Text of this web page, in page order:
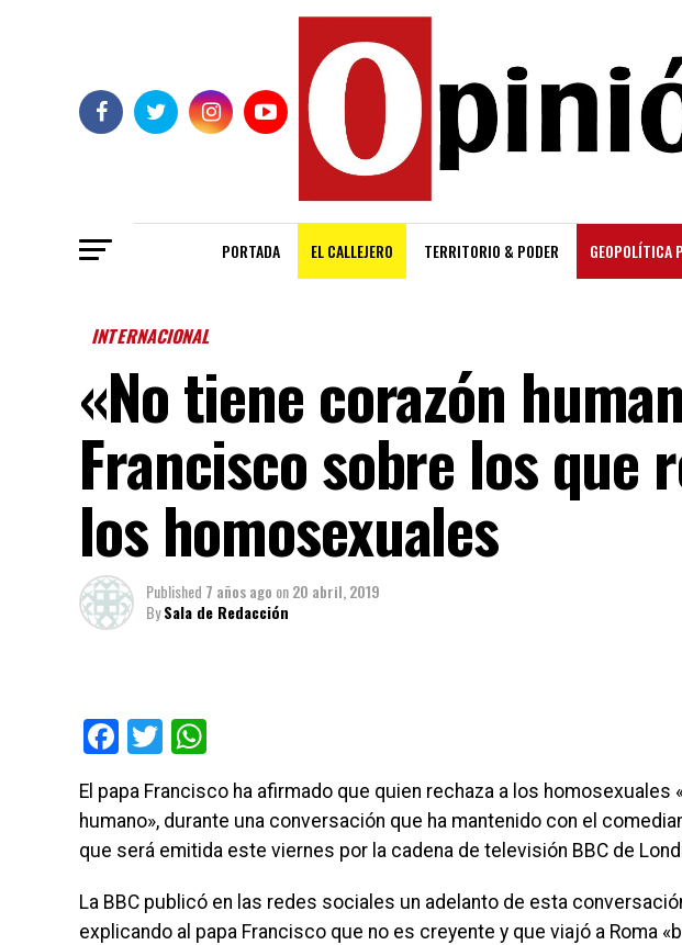
PORTADA EL CALLEJERO TERRITORIO & PODER GEOPOLÍTICA
INTERNACIONAL
«No tiene corazón
Francisco sobre los que
los homosexuales
Published 7 años ago on20 abril, 2019
BySala de Redacción
Facebook
Twitter
El papa Francisco ha afirmado que quien rechaza a los homosexuales
humano», durante una conversación que ha mantenido con el
que será emitida este viernes por la cadena de televisión BBC de
La BBC publicó en las redes sociales un adelanto de esta
explicando al papa Francisco que no es creyente y que viajó a Roma